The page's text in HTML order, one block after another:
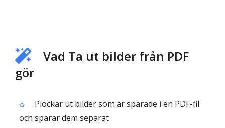
Vad Ta ut bilder från PDF
gör
Plockar ut bilder som är sparade i en PDF-fil
och sparar dem separat